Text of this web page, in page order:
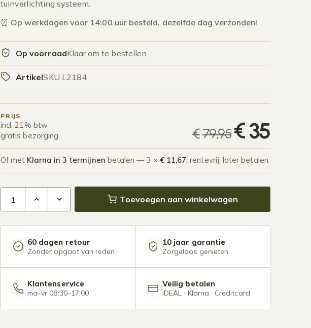
tuinverlichting systeem.
⏰ Op werkdagen voor 14:00 uur besteld, dezelfde dag verzonden!
Op voorraadKlaar om te bestellen
ArtikelSKU L2184
PRIJS
incl. 21% btw
gratis bezorging
€79,95€35
Of met Klarna in 3 termijnen betalen — 3 × € 11,67, rentevrij, later betalen.
Hamulight LED Grondspot Serpa aantal
Toevoegen aan winkelwagen
60 dagen retour
Zonder opgaaf van reden
10 jaar garantie
Zorgeloos genieten
Klantenservice
ma–vr 08:30–17:00
Veilig betalen
iDEAL · Klarna · Creditcard